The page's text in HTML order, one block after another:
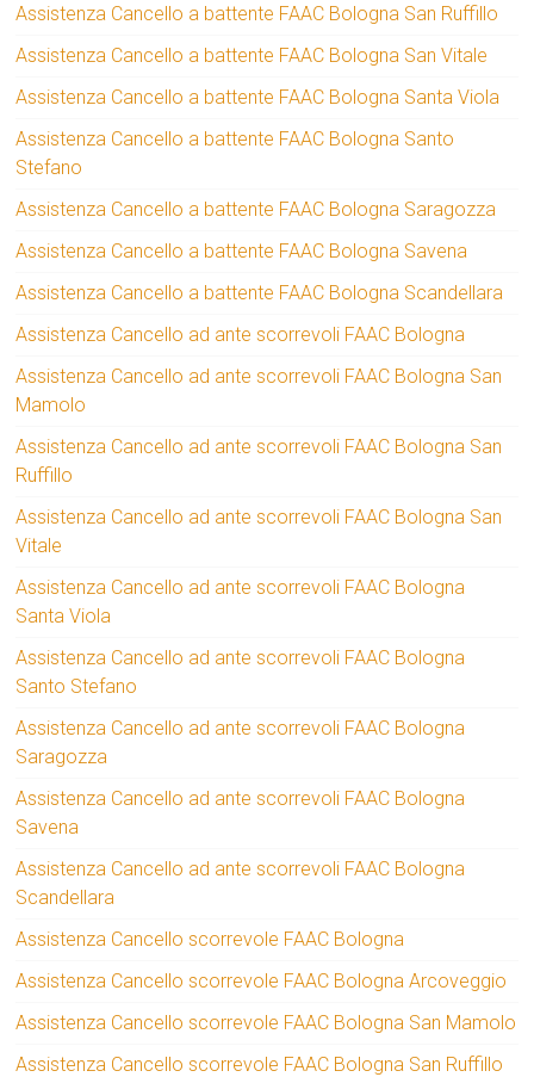
Assistenza Cancello a battente FAAC Bologna San Ruffillo
Assistenza Cancello a battente FAAC Bologna San Vitale
Assistenza Cancello a battente FAAC Bologna Santa Viola
Assistenza Cancello a battente FAAC Bologna Santo
Stefano
Assistenza Cancello a battente FAAC Bologna Saragozza
Assistenza Cancello a battente FAAC Bologna Savena
Assistenza Cancello a battente FAAC Bologna Scandellara
Assistenza Cancello ad ante scorrevoli FAAC Bologna
Assistenza Cancello ad ante scorrevoli FAAC Bologna San
Mamolo
Assistenza Cancello ad ante scorrevoli FAAC Bologna San
Ruffillo
Assistenza Cancello ad ante scorrevoli FAAC Bologna San
Vitale
Assistenza Cancello ad ante scorrevoli FAAC Bologna
Santa Viola
Assistenza Cancello ad ante scorrevoli FAAC Bologna
Santo Stefano
Assistenza Cancello ad ante scorrevoli FAAC Bologna
Saragozza
Assistenza Cancello ad ante scorrevoli FAAC Bologna
Savena
Assistenza Cancello ad ante scorrevoli FAAC Bologna
Scandellara
Assistenza Cancello scorrevole FAAC Bologna
Assistenza Cancello scorrevole FAAC Bologna Arcoveggio
Assistenza Cancello scorrevole FAAC Bologna San Mamolo
Assistenza Cancello scorrevole FAAC Bologna San Ruffillo